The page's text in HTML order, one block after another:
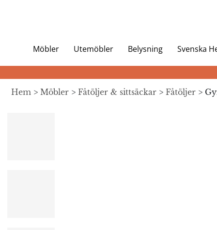
Möbler Utemöbler Belysning Svenska
Hem > Möbler > Fåtöljer & sittsäckar > Fåtöljer >